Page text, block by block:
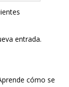
entrada.
cómo se